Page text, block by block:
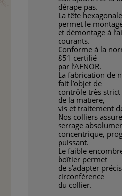
dérape pas.
La tête
permet le
et démontage à
courants.
Conforme à la
851 certifié
par l’AFNOR.
La fabrication de
fait l’objet de
contrôle très strict
de la matière,
vis et traitement
Nos colliers
serrage
concentrique,
puissant.
Le faible
boîtier permet
de s’adapter
circonférence
du collier.